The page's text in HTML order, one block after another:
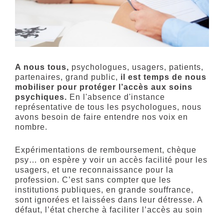
A nous tous, psychologues, usagers, patients,
partenaires, grand public, il est temps de nous
mobiliser pour protéger l’accès aux soins
psychiques. En l'absence d'instance
représentative de tous les psychologues, nous
avons besoin de faire entendre nos voix en
nombre.
Expérimentations de remboursement, chèque
psy… on espère y voir un accès facilité pour les
usagers, et une reconnaissance pour la
profession. C’est sans compter que les
institutions publiques, en grande souffrance,
sont ignorées et laissées dans leur détresse. A
défaut, l’état cherche à faciliter l’accès au soin